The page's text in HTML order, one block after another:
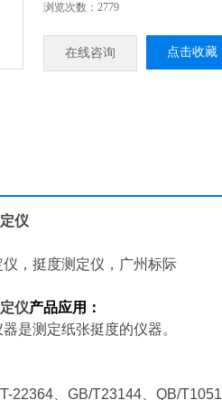
浏览次数：2779
在线咨询 点击收藏
仪
，挺度测定仪，广州标际
仪产品应用：
是测定纸张挺度的仪器。
22364、GB/T23144、QB/T1051